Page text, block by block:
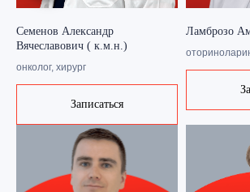
Семенов Александр
Вячеславович ( к.м.н.)
онколог, хирург
Записаться
Ламброзо